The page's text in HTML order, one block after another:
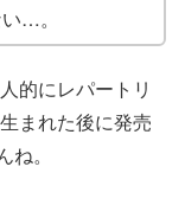
…。
的にレパートリ
まれた後に発売
。